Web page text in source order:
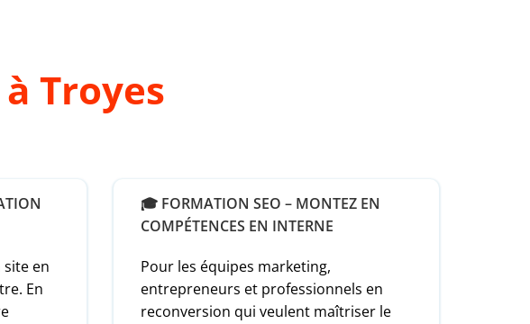
Troyes
en
En
🎓 FORMATION SEO – MONTEZ EN
COMPÉTENCES EN INTERNE
Pour les équipes marketing,
entrepreneurs et professionnels en
reconversion qui veulent maîtriser le